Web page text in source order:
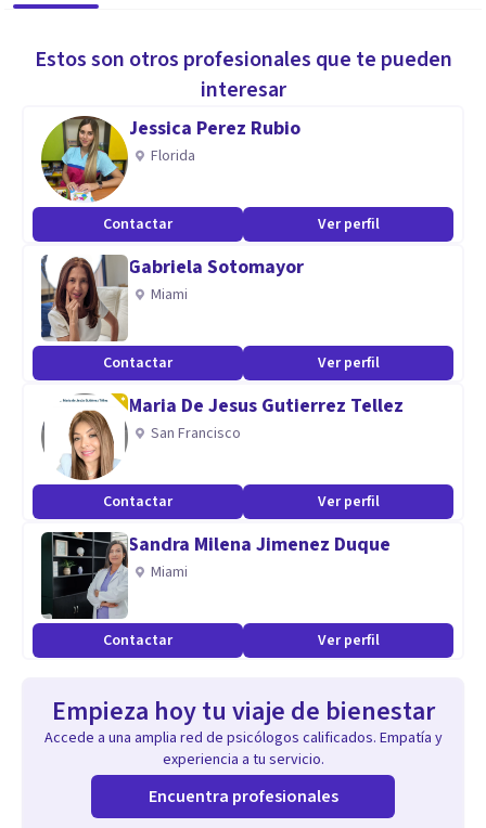
Estos son otros profesionales que te pueden
interesar
Jessica Perez Rubio
Florida
Contactar Ver perfil
Gabriela Sotomayor
Miami
Contactar Ver perfil
Maria De Jesus Gutierrez Tellez
San Francisco
Contactar Ver perfil
Sandra Milena Jimenez Duque
Miami
Contactar Ver perfil
Empieza hoy tu viaje de bienestar
Accede a una amplia red de psicólogos calificados. Empatía y
experiencia a tu servicio.
Encuentra profesionales